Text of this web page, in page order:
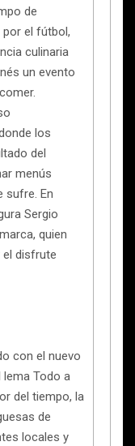
de
el fútbol,
culinaria
un evento
los
del
menús
sufre. En
Sergio
quien
disfrute
con el nuevo
Todo a
del tiempo, la
de
locales y